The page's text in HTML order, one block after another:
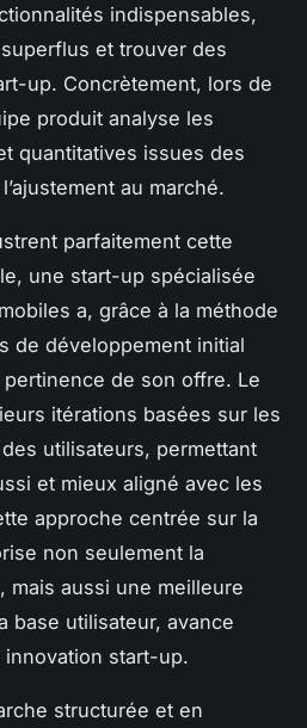
indispensables,
et trouver des
up. Concrètement, lors de
produit analyse les
quantitatives issues des
au marché.
parfaitement cette
une start-up spécialisée
a, grâce à la méthode
de développement initial
de son offre. Le
itérations basées sur les
utilisateurs, permettant
et mieux aligné avec les
approche centrée sur la
non seulement la
mais aussi une meilleure
base utilisateur, avance
start-up.
structurée et en